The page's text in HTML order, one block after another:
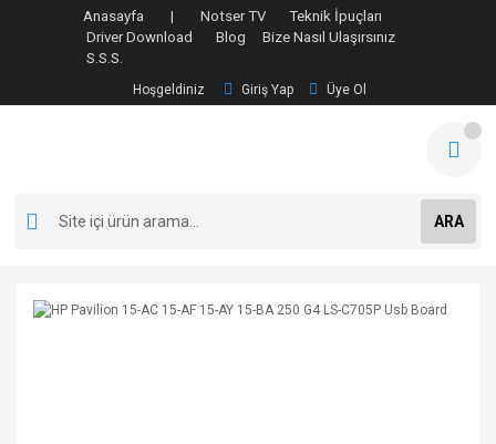
Anasayfa | Notser TV
Teknik İpuçları
Driver Download
Blog
Bize Nasıl Ulaşırsınız
S.S.S.
Hoşgeldiniz Giriş Yap Üye Ol
ARA